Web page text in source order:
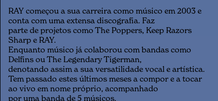
RAY começou a sua carreira como músico em 2003 e
conta com uma extensa discografia. Faz
parte de projetos como The Poppers, Keep Razors
Sharp e RAY.
Enquanto músico já colaborou com bandas como
Delfins ou The Legendary Tigerman,
denotando assim a sua versatilidade vocal e artística.
Tem passado estes últimos meses a compor e a tocar
ao vivo em nome próprio, acompanhado
por uma banda de 5 músicos.